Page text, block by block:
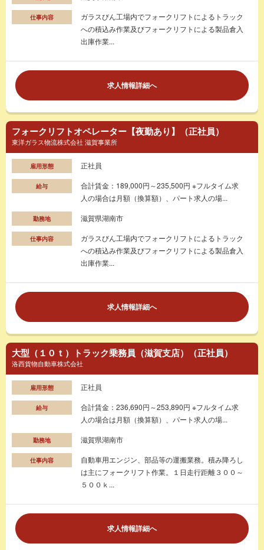
仕事内容
ガラスびん工場内でフォークリフトによるトラック
への積込み作業及びフォークリフトによる製品倉入
出庫作業...
求人情報詳細へ
フォークリフトオペレーター【夜勤あり】（正社員）
東洋ガラス物流株式会社 滋賀事業所
雇用形態 正社員
給与
合計賃金：189,000円～235,500円 ※フルタイム求
人の場合は月額（換算額）、パート求人の場...
勤務地 滋賀県湖南市
仕事内容
ガラスびん工場内でフォークリフトによるトラック
への積込み作業及びフォークリフトによる製品倉入
出庫作業...
求人情報詳細へ
大型（１０ｔ）トラック乗務員（滋賀支店）（正社員）
洛西貨物自動車株式会社
雇用形態 正社員
給与
合計賃金：236,690円～253,890円 ※フルタイム求
人の場合は月額（換算額）、パート求人の場...
勤務地 滋賀県湖南市
仕事内容
自動車用エンジン、部品等の運搬業務。積み降ろし
は主にフォークリフト作業。１日走行距離３００～
５００ｋ...
求人情報詳細へ